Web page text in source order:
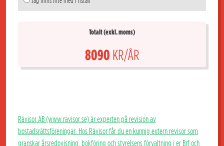
Totalt (exkl. moms)
8090 KR/ÅR
Rävisor AB (www.ravisor.se) är experten på revision av
bostadsrättsföreningar. Hos Rävisor får du en kunnig extern revisor som
granskar årsredovisning, bokföring och styrelsens förvaltning i er Brf och